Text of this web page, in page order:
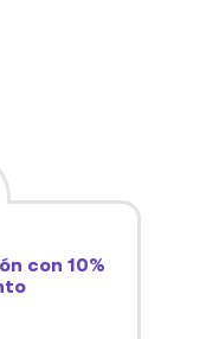
con 10%